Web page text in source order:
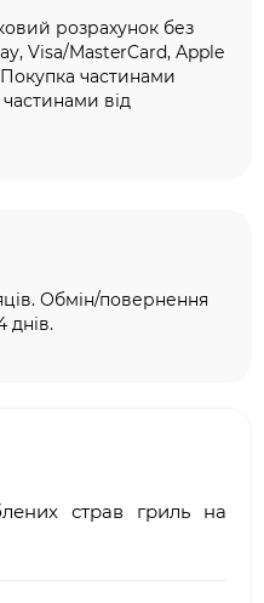
розрахунок без
Visa/MasterCard, Apple
частинами
від
Обмін/повернення
днів.
страв гриль на